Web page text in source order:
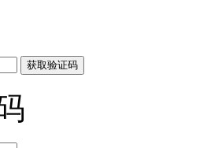
获取验证码